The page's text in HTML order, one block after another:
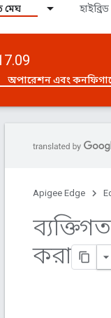
মেঘ হাইব্রিড
অপারেশন এবং
Apigee Edge
করা